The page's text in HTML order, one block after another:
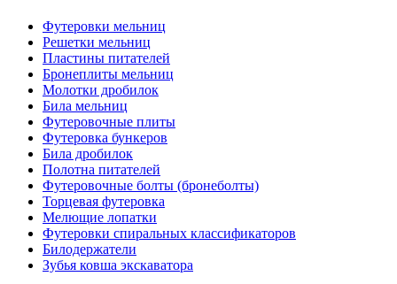
Футеровки мельниц
Решетки мельниц
Пластины питателей
Бронеплиты мельниц
Молотки дробилок
Била мельниц
Футеровочные плиты
Футеровка бункеров
Била дробилок
Полотна питателей
Футеровочные болты (бронеболты)
Торцевая футеровка
Мелющие лопатки
Футеровки спиральных классификаторов
Билодержатели
Зубья ковша экскаватора